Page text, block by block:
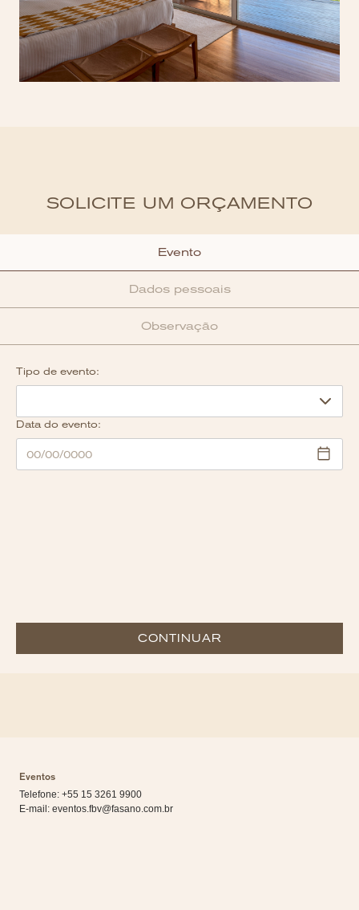
SOLICITE UM ORÇAMENTO
Evento
Dados pessoais
Observação
Tipo de evento:
Data do evento:
CONTINUAR
Eventos
Telefone: +55 15 3261 9900
E-mail: eventos.fbv@fasano.com.br